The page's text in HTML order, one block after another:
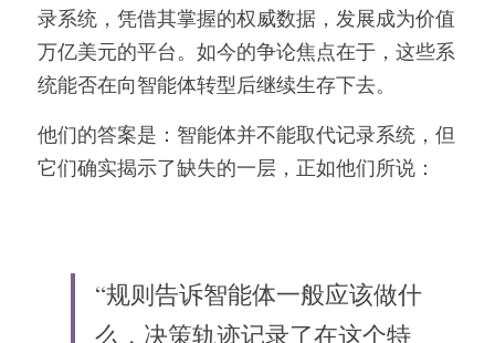
录系统，凭借其掌握的权威数据，发展成为价值
万亿美元的平台。如今的争论焦点在于，这些系
统能否在向智能体转型后继续生存下去。
他们的答案是：智能体并不能取代记录系统，但
它们确实揭示了缺失的一层，正如他们所说：
“规则告诉智能体一般应该做什
么，决策轨迹记录了在这个特